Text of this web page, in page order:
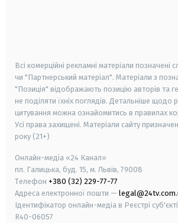
Всі комерційні рекламні матеріали позначені
чи "Партнерський матеріал". Матеріали з
"Позиція" відображають позицію авторів та
не поділяти їхніх поглядів. Детальніше щодо
цитування можна ознайомитись в правилах
Усі права захищені. Матеріали сайту
року (21+)
Онлайн-медіа «24 Канал»
пл. Галицька, буд. 15, м. Львів, 79008
Телефон +380 (32) 229-77-77
Адреса електронної пошти —
Ідентифікатор онлайн-медіа в Реєстрі
R40-06057